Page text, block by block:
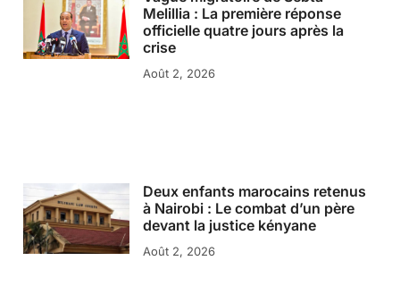
Melillia : La première réponse
officielle quatre jours après la
crise
Août 2, 2026
Deux enfants marocains retenus
à Nairobi : Le combat d’un père
devant la justice kényane
Août 2, 2026